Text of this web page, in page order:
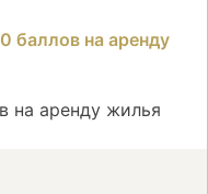
на аренду жилья